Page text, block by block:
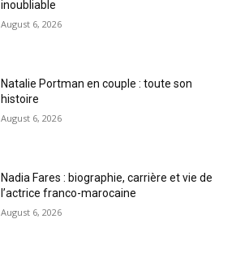
inoubliable
August 6, 2026
Natalie Portman en couple : toute son
histoire
August 6, 2026
Nadia Fares : biographie, carrière et vie de
l’actrice franco-marocaine
August 6, 2026